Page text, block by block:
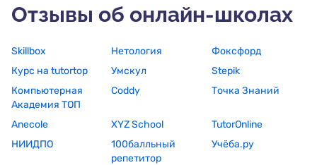
Отзывы об онлайн-школах
Skillbox Нетология
Фоксфорд
Курс на tutortop
Умскул
Stepik
Компьютерная
Академия ТОП
Coddy Точка Знаний
Anecole XYZ School
TutorOnline
НИИДПО
100балльный
репетитор
Учёба.ру